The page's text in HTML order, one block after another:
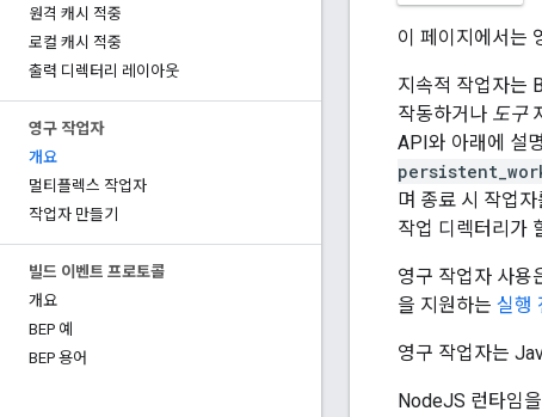
원격 캐시 적중
로컬 캐시 적중
출력 디렉터리 레이아웃
영구 작업자
개요
멀티플렉스 작업자
작업자 만들기
빌드 이벤트 프로토콜
개요
BEP 예
BEP 용어
이 페이지에서는
지속적 작업자는
작동하거나 도구
API와 아래에 설
며 종료 시 작업
작업 디렉터리가
영구 작업자 사용
을 지원하는 실행
영구 작업자는
NodeJS 런타임